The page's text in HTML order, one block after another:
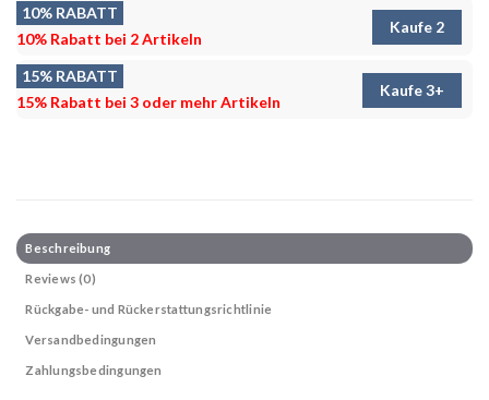
10% RABATT
10% Rabatt bei 2 Artikeln
Kaufe 2
15% RABATT
15% Rabatt bei 3 oder mehr Artikeln
Kaufe 3+
Beschreibung
Reviews (0)
Rückgabe- und Rückerstattungsrichtlinie
Versandbedingungen
Zahlungsbedingungen